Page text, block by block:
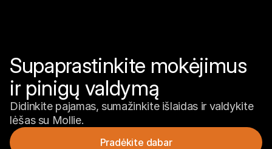
Supaprastinkite mokėjimus
ir pinigų valdymą
Didinkite pajamas, sumažinkite išlaidas ir valdykite
lėšas su Mollie.
Pradėkite dabar